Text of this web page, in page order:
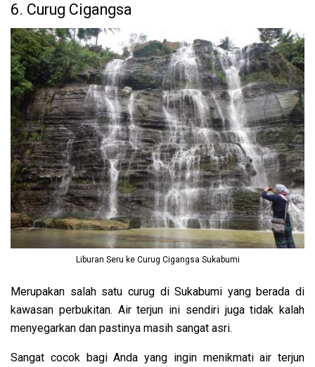
6. Curug Cigangsa
Liburan Seru ke Curug Cigangsa Sukabumi
Merupakan salah satu curug di Sukabumi yang berada di
kawasan perbukitan. Air terjun ini sendiri juga tidak kalah
menyegarkan dan pastinya masih sangat asri.
Sangat cocok bagi Anda yang ingin menikmati air terjun